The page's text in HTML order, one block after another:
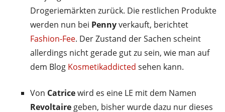
Drogeriemärkten zurück. Die restlichen Produkte
werden nun bei Pennyverkauft, berichtet
Fashion-Fee. Der Zustand der Sachen scheint
allerdings nicht gerade gut zu sein, wie man auf
dem Blog Kosmetikaddicted sehen kann.
Von Catricewird es eine LE mit dem Namen
Revoltaire geben, bisher wurde dazu nur dieses